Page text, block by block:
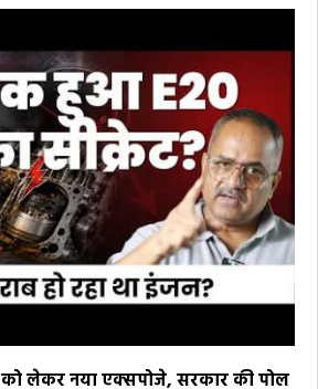
लेकर नया एक्सपोजे, सरकार की पोल